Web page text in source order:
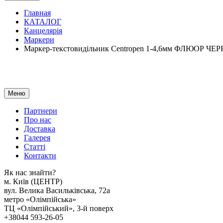
Главная
КАТАЛОГ
Канцелярія
Маркери
Маркер-текстовидільник Centropen 1-4,6мм ФЛЮОР
Меню
Партнери
Про нас
Доставка
Галерея
Статтi
Контакти
Як наc знайти?
м. Киïв (ЦЕНТР)
вул. Велика Васильківська, 72а
метро «Олімпійська»
ТЦ «Олімпійський», 3-й поверх
+38044 593-26-05